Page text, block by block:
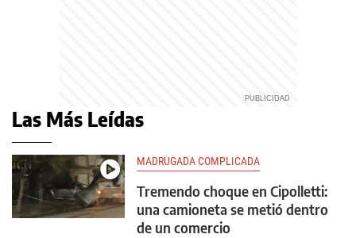
Las Más Leídas
MADRUGADA COMPLICADA
Tremendo choque en Cipolletti:
una camioneta se metió dentro
de un comercio